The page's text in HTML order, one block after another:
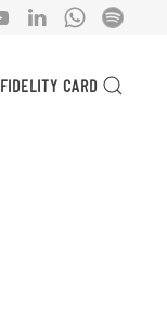
FIDELITY CARD